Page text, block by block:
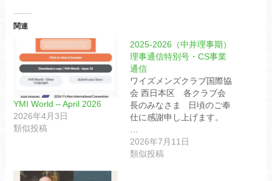
関連
YMI World – April 2026
2026年4月3日
類似投稿
2025-2026（中井理事期）
理事通信特別号・CS事業
通信
ワイズメンズクラブ国際協
会 西日本区 各クラブ会
長のみなさま 日頃のご奉
仕に感謝申し上げます。
2026年7月11日
類似投稿